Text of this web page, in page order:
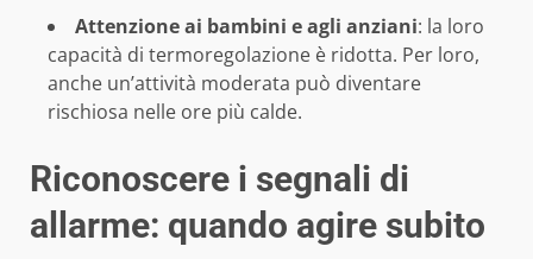
Attenzione ai bambini e agli anziani: la loro
capacità di termoregolazione è ridotta. Per loro,
anche un’attività moderata può diventare
rischiosa nelle ore più calde.
Riconoscere i segnali di
allarme: quando agire subito